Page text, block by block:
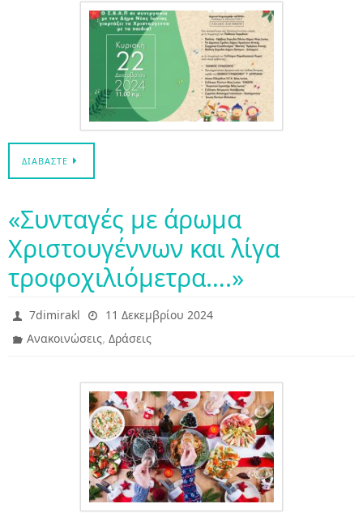
ΔΙΑΒΆΣΤΕ
«Συνταγές με άρωμα
Χριστουγέννων και λίγα
τροφοχιλιόμετρα….»
7dimirakl
11 Δεκεμβρίου 2024
Ανακοινώσεις,Δράσεις